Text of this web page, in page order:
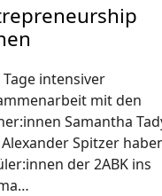
intensiver
mit den
Samantha
Spitzer
der 2ABK ins